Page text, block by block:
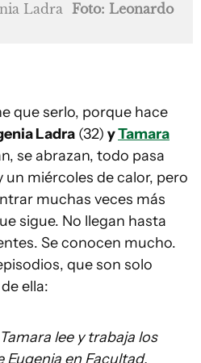
Ladra Foto: Leonardo
que serlo, porque hace
Ladra (32) yTamara
se abrazan, todo pasa
un miércoles de calor, pero
muchas veces más
sigue. No llegan hasta
Se conocen mucho.
que son solo
ella:
lee y trabaja los
en Facultad.